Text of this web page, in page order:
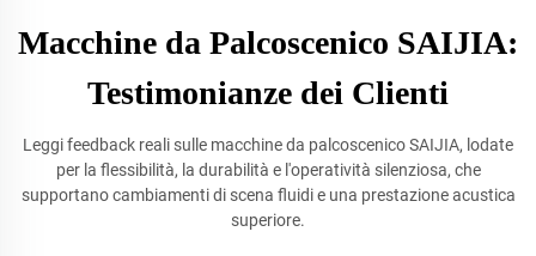
Macchine da Palcoscenico SAIJIA:
Testimonianze dei Clienti
Leggi feedback reali sulle macchine da palcoscenico SAIJIA, lodate
per la flessibilità, la durabilità e l'operatività silenziosa, che
supportano cambiamenti di scena fluidi e una prestazione acustica
superiore.